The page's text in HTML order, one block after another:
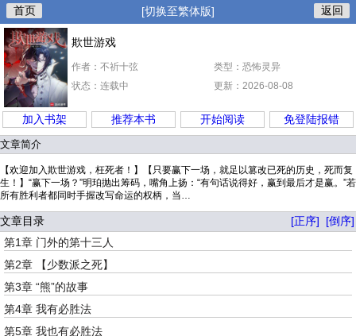
首页 [切换至繁体版] 返回
欺世游戏
作者：不祈十弦
类型：恐怖灵异
状态：连载中
更新：2026-08-08
加入书架 推荐本书 开始阅读 免登陆报错
文章简介
【欢迎加入欺世游戏，枉死者！】【只要赢下一场，就足以篡改已死的历史，死而复
生！】“赢下一场？”明珀抛出筹码，嘴角上扬：“有句话说得好，赢到最后才是赢。”若
所有胜利者都同时手握改写命运的权柄，当…
文章目录 [正序]
[倒序]
第1章 门外的第十三人
第2章 【少数派之死】
第3章 “熊”的故事
第4章 我有必胜法
第5章 我也有必胜法